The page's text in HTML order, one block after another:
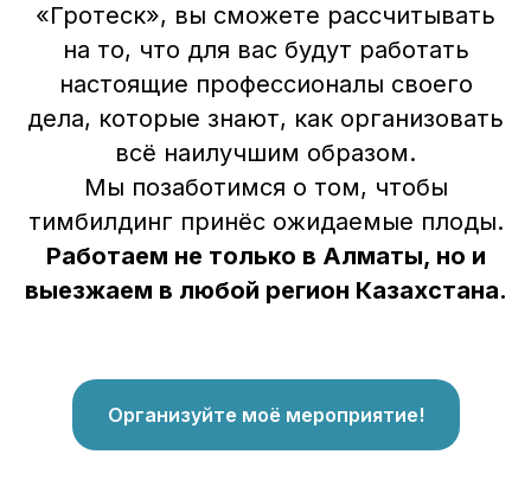
«Гротеск», вы сможете рассчитывать
на то, что для вас будут работать
настоящие профессионалы своего
дела, которые знают, как организовать
всё наилучшим образом.
Мы позаботимся о том, чтобы
тимбилдинг принёс ожидаемые плоды.
Работаем не только в Алматы, но и
выезжаем в любой регион Казахстана.
Организуйте моё мероприятие!